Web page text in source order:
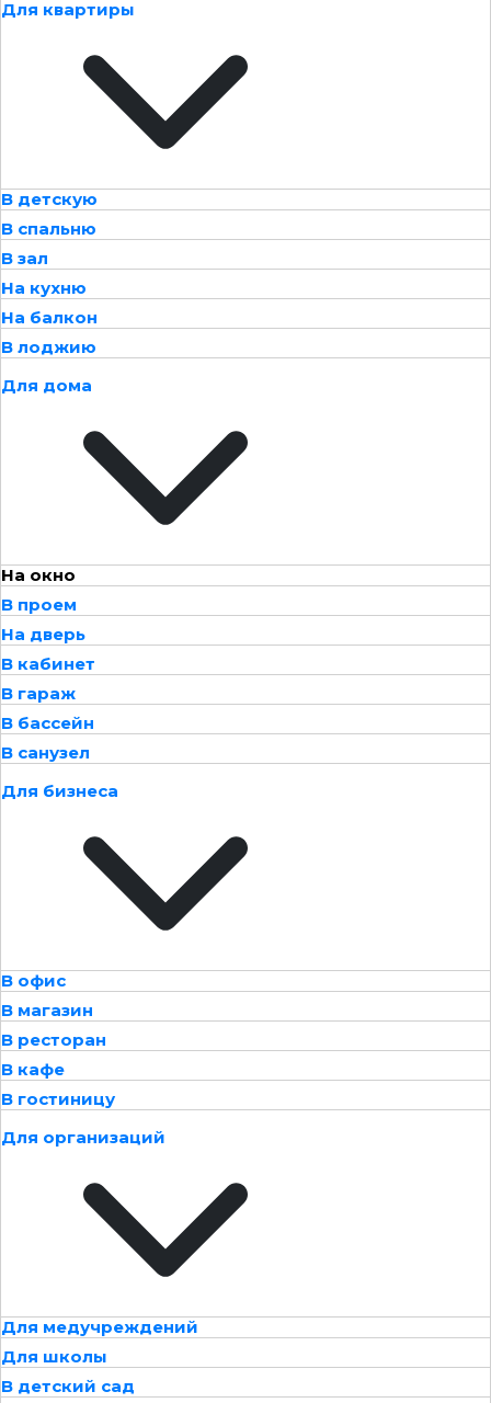
Для квартиры
В детскую
В спальню
В зал
На кухню
На балкон
В лоджию
Для дома
На окно
В проем
На дверь
В кабинет
В гараж
В бассейн
В санузел
Для бизнеса
В офис
В магазин
В ресторан
В кафе
В гостиницу
Для организаций
Для медучреждений
Для школы
В детский сад